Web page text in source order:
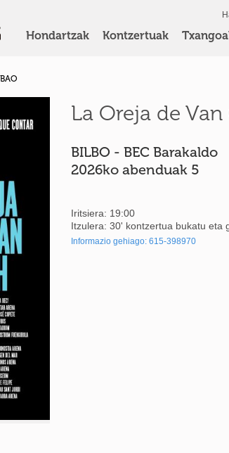
Hondartzak Kontzertuak
La Oreja de
BILBO - BEC Barakaldo
2026ko abenduak 5
Iritsiera: 19:00
Itzulera: 30' kontzertua bukatu eta
Informazio gehiago: 615-398970